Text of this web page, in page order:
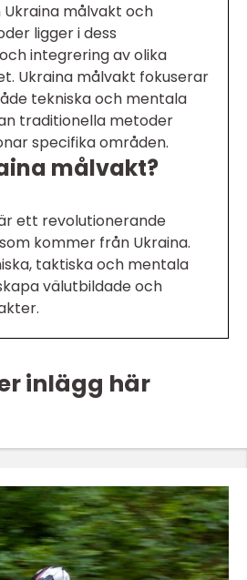
Ukraina målvakt och
ligger i dess
integrering av olika
Ukraina målvakt fokuserar
tekniska och mentala
traditionella metoder
specifika områden.
målvakt?
ett revolutionerande
kommer från Ukraina.
taktiska och mentala
välutbildade och
inlägg här